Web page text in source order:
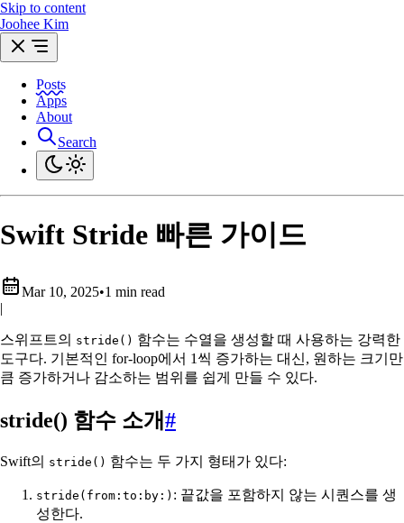
Skip to content
Joohee Kim
Posts
Apps
About
Search
Swift Stride 빠른 가이드
Mar 10, 2025•1 min read
|
스위프트의 stride() 함수는 수열을 생성할 때 사용하는 강력한
도구다. 기본적인 for-loop에서 1씩 증가하는 대신, 원하는 크기만
큼 증가하거나 감소하는 범위를 쉽게 만들 수 있다.
stride() 함수 소개#
Swift의 stride() 함수는 두 가지 형태가 있다:
stride(from:to:by:) : 끝값을 포함하지 않는 시퀀스를 생
성한다.